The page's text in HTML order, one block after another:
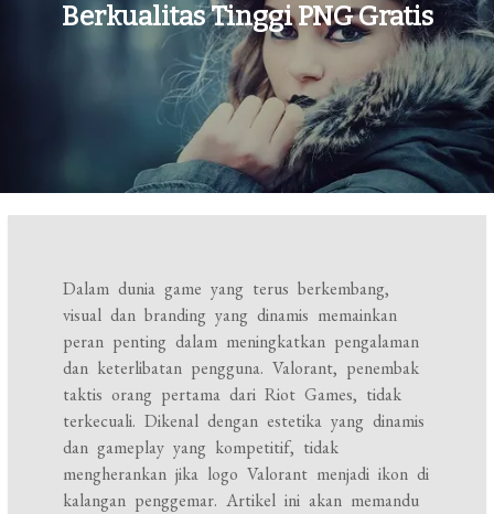
Berkualitas Tinggi PNG Gratis
Dalam dunia game yang terus berkembang,
visual dan branding yang dinamis memainkan
peran penting dalam meningkatkan pengalaman
dan keterlibatan pengguna. Valorant, penembak
taktis orang pertama dari Riot Games, tidak
terkecuali. Dikenal dengan estetika yang dinamis
dan gameplay yang kompetitif, tidak
mengherankan jika logo Valorant menjadi ikon di
kalangan penggemar. Artikel ini akan memandu